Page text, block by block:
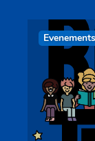
Evenements